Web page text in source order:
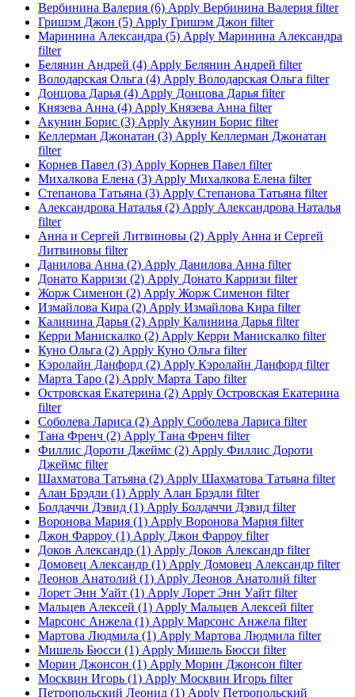
Вербинина Валерия (6) Apply Вербинина Валерия filter
Гришэм Джон (5) Apply Гришэм Джон filter
Маринина Александра (5) Apply Маринина Александра
filter
Белянин Андрей (4) Apply Белянин Андрей filter
Володарская Ольга (4) Apply Володарская Ольга filter
Донцова Дарья (4) Apply Донцова Дарья filter
Князева Анна (4) Apply Князева Анна filter
Акунин Борис (3) Apply Акунин Борис filter
Келлерман Джонатан (3) Apply Келлерман Джонатан
filter
Корнев Павел (3) Apply Корнев Павел filter
Михалкова Елена (3) Apply Михалкова Елена filter
Степанова Татьяна (3) Apply Степанова Татьяна filter
Александрова Наталья (2) Apply Александрова Наталья
filter
Анна и Сергей Литвиновы (2) Apply Анна и Сергей
Литвиновы filter
Данилова Анна (2) Apply Данилова Анна filter
Донато Карризи (2) Apply Донато Карризи filter
Жорж Сименон (2) Apply Жорж Сименон filter
Измайлова Кира (2) Apply Измайлова Кира filter
Калинина Дарья (2) Apply Калинина Дарья filter
Керри Манискалко (2) Apply Керри Манискалко filter
Куно Ольга (2) Apply Куно Ольга filter
Кэролайн Данфорд (2) Apply Кэролайн Данфорд filter
Марта Таро (2) Apply Марта Таро filter
Островская Екатерина (2) Apply Островская Екатерина
filter
Соболева Лариса (2) Apply Соболева Лариса filter
Тана Френч (2) Apply Тана Френч filter
Филлис Дороти Джеймс (2) Apply Филлис Дороти
Джеймс filter
Шахматова Татьяна (2) Apply Шахматова Татьяна filter
Алан Брэдли (1) Apply Алан Брэдли filter
Болдаччи Дэвид (1) Apply Болдаччи Дэвид filter
Воронова Мария (1) Apply Воронова Мария filter
Джон Фарроу (1) Apply Джон Фарроу filter
Доков Александр (1) Apply Доков Александр filter
Домовец Александр (1) Apply Домовец Александр filter
Леонов Анатолий (1) Apply Леонов Анатолий filter
Лорет Энн Уайт (1) Apply Лорет Энн Уайт filter
Мальцев Алексей (1) Apply Мальцев Алексей filter
Марсонс Анжела (1) Apply Марсонс Анжела filter
Мартова Людмила (1) Apply Мартова Людмила filter
Мишель Бюсси (1) Apply Мишель Бюсси filter
Морин Джонсон (1) Apply Морин Джонсон filter
Москвин Игорь (1) Apply Москвин Игорь filter
Петропольский Леонид (1) Apply Петропольский